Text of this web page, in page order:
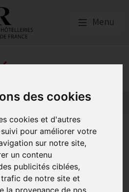
des cookies
cookies et d'autres
pour améliorer votre
sur notre site,
un contenu
publicités ciblées,
de notre site et
la provenance de nos
Menu
Quérard |
d’œuvre et
: un pas en
chemin reste